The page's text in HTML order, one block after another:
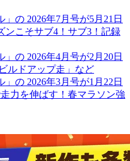
の 2026年7月号が5月21日
ンこそサブ4！サブ3！記録
の 2026年4月号が2月20日
ルドアップ走」など
の 2026年3月号が1月22日
力を伸ばす！春マラソン強